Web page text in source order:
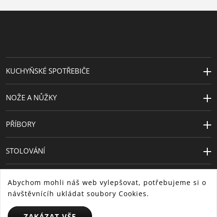
KUCHYŇSKÉ SPOTŘEBIČE
NOŽE A NŮŽKY
PŘÍBORY
STOLOVÁNÍ
Abychom mohli náš web vylepšovat, potřebujeme si o
návštěvnícíh ukládat soubory Cookies.